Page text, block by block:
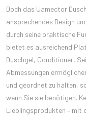
Doch das Uamector
ansprechendes Design
durch seine praktische
bietet es ausreichend
Duschgel, Conditioner,
Abmessungen
und geordnet zu halten,
wenn Sie sie benötigen.
Lieblingsprodukten – mit